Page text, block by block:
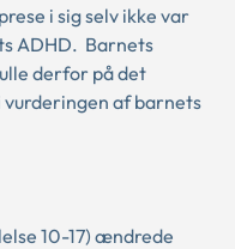
i sig selv ikke var
ADHD. Barnets
derfor på det
af barnets
10-17) ændrede